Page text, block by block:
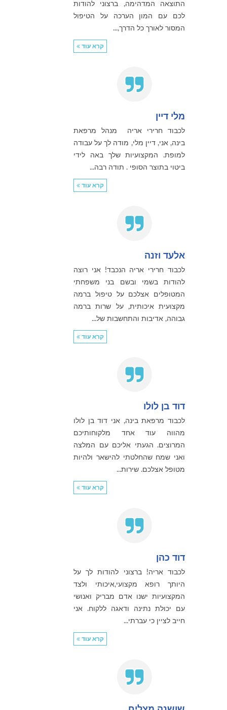
התוצאה המדהימה, ברצוני להודות
לכם עם המון הערכה על הטיפול
המסור לאורך כל הדרך,...
קרא עוד
מלי דיין
לכבוד חרירי אריה מנהל מרפאת
בינה, אני, דיין מלי, מודה לך על עבודה
למופת. המקצועיות שלך באה לידי
ביטוי בתוצר הסופי . תודה רבה...
קרא עוד
אלעד וזנה
לכבוד חרירי אריה הנכבד! אני רוצה
להודות בשמי ובשם בני משפחתי
המטופלים אצלכם על טיפול ברמה
מקצועית איכותית, על שרות ברמה
גבוהה, אדיבות והתחשבות של...
קרא עוד
דוד בן לולו
לכבוד מרפאת בינה, אני דוד בן לולו
מהווה עוד אחד מלקוחותיכם
המרוצים. הגעתי אליכם עם המלצה
ואני שמח שהחלטתי להישאר ולהיות
מטופל אצלכם. שירות...
קרא עוד
דוד כהן
לכבוד אריה! ברצוני להודות לך על
היותך רופא מקצועי,איכותי ולצד
המקצועיות ישנו אדם מבריק ואנושי
עם יכולת נתינה ודאגה ללקוח. אני
חייב לציין כי עברתי...
קרא עוד